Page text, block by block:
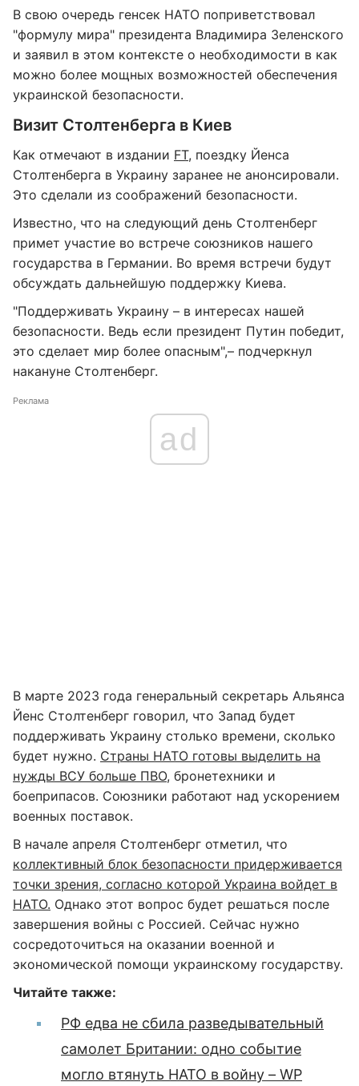
В свою очередь генсек НАТО поприветствовал
"формулу мира" президента Владимира Зеленского
и заявил в этом контексте о необходимости в как
можно более мощных возможностей обеспечения
украинской безопасности.
Визит Столтенберга в Киев
Как отмечают в издании FT, поездку Йенса
Столтенберга в Украину заранее не анонсировали.
Это сделали из соображений безопасности.
Известно, что на следующий день Столтенберг
примет участие во встрече союзников нашего
государства в Германии. Во время встречи будут
обсуждать дальнейшую поддержку Киева.
"Поддерживать Украину – в интересах нашей
безопасности. Ведь если президент Путин победит,
это сделает мир более опасным",– подчеркнул
накануне Столтенберг.
Реклама
ad
В марте 2023 года генеральный секретарь Альянса
Йенс Столтенберг говорил, что Запад будет
поддерживать Украину столько времени, сколько
будет нужно. Страны НАТО готовы выделить на
нужды ВСУ больше ПВО, бронетехники и
боеприпасов. Союзники работают над ускорением
военных поставок.
В начале апреля Столтенберг отметил, что
коллективный блок безопасности придерживается
точки зрения, согласно которой Украина войдет в
НАТО. Однако этот вопрос будет решаться после
завершения войны с Россией. Сейчас нужно
сосредоточиться на оказании военной и
экономической помощи украинскому государству.
Читайте также:
РФ едва не сбила разведывательный
самолет Британии: одно событие
могло втянуть НАТО в войну – WP